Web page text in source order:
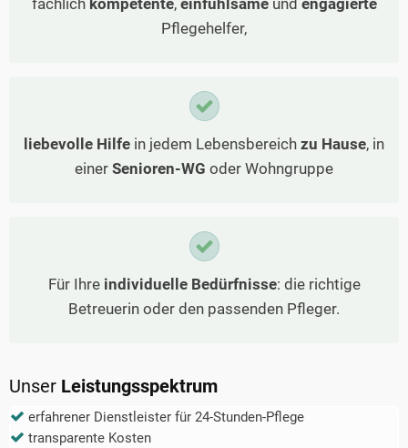
fachlich kompetente, einfühlsameund engagierte
Pflegehelfer,
liebevolle Hilfe in jedem Lebensbereich zu Hause, in
einer Senioren-WG oder Wohngruppe
Für Ihre individuelle Bedürfnisse: die richtige
Betreuerin oder den passenden Pfleger.
Unser Leistungsspektrum
erfahrener Dienstleister für 24-Stunden-Pflege
transparente Kosten